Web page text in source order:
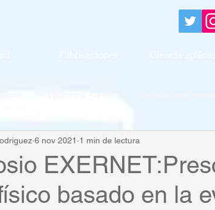
basado en la
6 nov 2021 1 min de lectura